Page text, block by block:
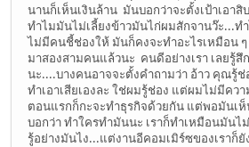
นานก็เห็นเงินล้าน มันบอกว่าจะตั้งเป้าเอา
ทำไมมันไม่เลี้ยงข้าวมันไก่ผมสักจานว๊ะ...ท
ไม่มีคนชี้ช่องให้ มันก็คงจะทำอะไรเหมือน ๆ
มาสองสามคนแล้วนะ คนดีอย่างเรา เลยรู้
นะ....บางคนอาจจะตั้งคำถามว่า อ้าว คุณรู้
ทำเอาเสียเองละ ใช่ผมรู้ช่อง แต่ผมไม่มีคว
ตอนแรกก็กะจะทำธุรกิจด้วยกัน แต่พอมันเ
บอกว่า ทำใครทำมันนะ เราก็ทำเหมือนมันไ
รู้อย่างมันไง...แต่งานอีคอมเมิร์ซของเราก็